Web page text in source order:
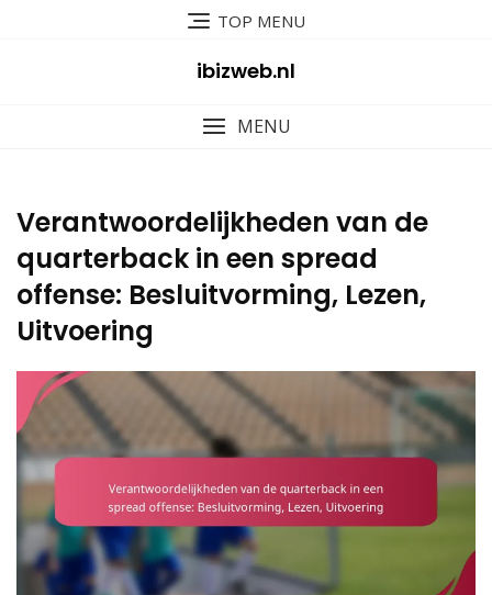
TOP MENU
ibizweb.nl
MENU
Verantwoordelijkheden van de
quarterback in een spread
offense: Besluitvorming, Lezen,
Uitvoering